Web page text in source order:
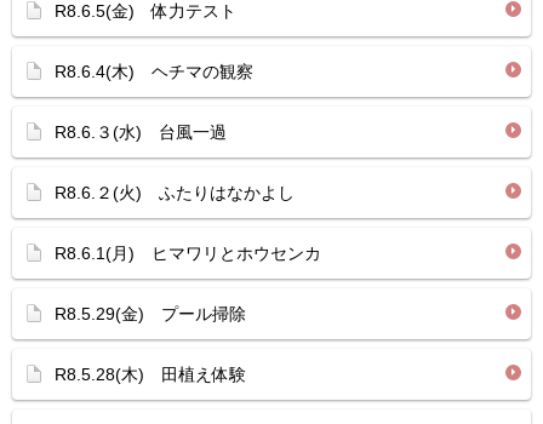
R8.6.5(金) 体力テスト
R8.6.4(木) ヘチマの観察
R8.6.３(水) 台風一過
R8.6.２(火) ふたりはなかよし
R8.6.1(月) ヒマワリとホウセンカ
R8.5.29(金) プール掃除
R8.5.28(木) 田植え体験